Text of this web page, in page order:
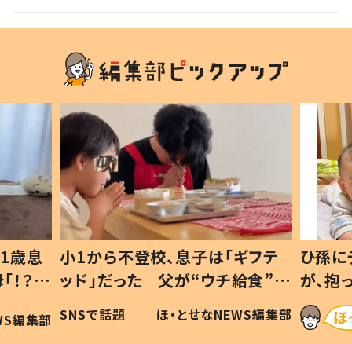
歳息
？」
編集部
小1から不登校、息子は「ギフテ
ッド」だった 父が“ウチ給食”を
作り続ける理由とは #令和の親
#令和の子
SNSで話題 ほ・とせなNEWS編集部
ひ孫
が、
「涙が
い」